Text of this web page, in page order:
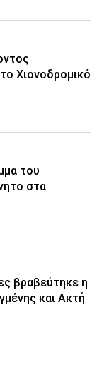
Χιονοδρομικό
του
στα
βραβεύτηκε η
και Ακτή